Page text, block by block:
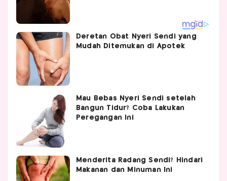
Deretan Obat Nyeri Sendi yang
Mudah Ditemukan di Apotek
Mau Bebas Nyeri Sendi setelah
Bangun Tidur? Coba Lakukan
Peregangan Ini
Menderita Radang Sendi? Hindari
Makanan dan Minuman Ini